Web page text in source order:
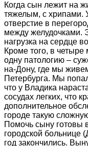
Когда сын лежит на
тяжелым, с хрипами.
отверстие в
между желудочками.
нагрузка на сердце
Кроме того, в
одну патологию –
на-Дону, где мы
Петербурга. Мы
что у Владика
сосудах легких, что
дополнительное
городе такую
Помочь сыну готовы
городской больнице
год закончились.